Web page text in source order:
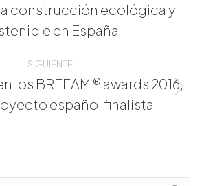
Publicación
anterior:
construcción ecológica y
en España
SIGUIENTE
Publicación
siguiente:
los BREEAM ® awards 2016,
español finalista